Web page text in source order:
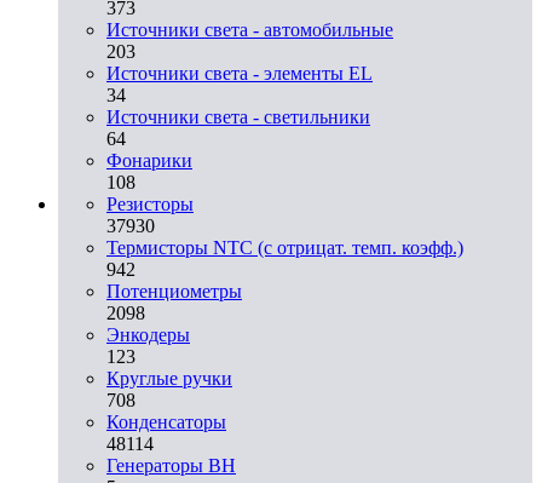
373
Источники света - автомобильные
203
Источники света - элементы EL
34
Источники света - светильники
64
Фонарики
108
Резисторы
37930
Термисторы NTC (с отрицат. темп. коэфф.)
942
Потенциометры
2098
Энкодеры
123
Круглые ручки
708
Конденсаторы
48114
Генераторы ВН